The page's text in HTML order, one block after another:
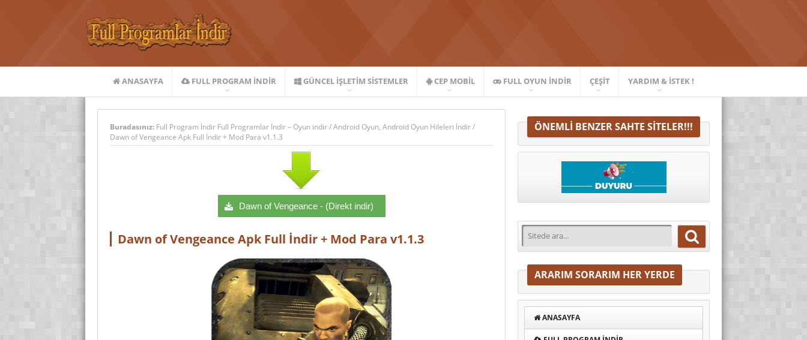
ANASAYFA FULL PROGRAM INDIR GÜNCEL İŞLETIM SISTEMLER CEP MOBIL FULL OYUN İNDIR ÇEŞIT YARDIM & İSTEK !
Buradasınız: Full Program İndir Full Programlar İndir – Oyun indir/Android Oyun, Android Oyun Hileleri İndir/
Dawn of Vengeance Apk Full İndir + Mod Para v1.1.3
Dawn of Vengeance - (Direkt indir)
Dawn of Vengeance Apk Full İndir + Mod Para v1.1.3
ÖNEMLI BENZER SAHTE SITELER!!!
ARARIM SORARIM HER YERDE
ANASAYFA